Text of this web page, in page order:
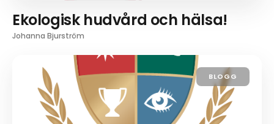
Ekologisk hudvård och hälsa!
Johanna Bjurström
BLOGG